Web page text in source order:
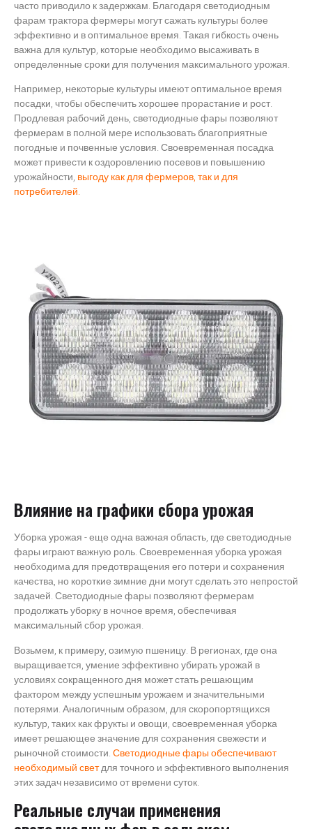
часто приводило к задержкам. Благодаря светодиодным
фарам трактора фермеры могут сажать культуры более
эффективно и в оптимальное время. Такая гибкость очень
важна для культур, которые необходимо высаживать в
определенные сроки для получения максимального урожая.
Например, некоторые культуры имеют оптимальное время
посадки, чтобы обеспечить хорошее прорастание и рост.
Продлевая рабочий день, светодиодные фары позволяют
фермерам в полной мере использовать благоприятные
погодные и почвенные условия. Своевременная посадка
может привести к оздоровлению посевов и повышению
урожайности, выгоду как для фермеров, так и для
потребителей.
Влияние на графики сбора урожая
Уборка урожая - еще одна важная область, где светодиодные
фары играют важную роль. Своевременная уборка урожая
необходима для предотвращения его потери и сохранения
качества, но короткие зимние дни могут сделать это непростой
задачей. Светодиодные фары позволяют фермерам
продолжать уборку в ночное время, обеспечивая
максимальный сбор урожая.
Возьмем, к примеру, озимую пшеницу. В регионах, где она
выращивается, умение эффективно убирать урожай в
условиях сокращенного дня может стать решающим
фактором между успешным урожаем и значительными
потерями. Аналогичным образом, для скоропортящихся
культур, таких как фрукты и овощи, своевременная уборка
имеет решающее значение для сохранения свежести и
рыночной стоимости.Светодиодные фары обеспечивают
необходимый светдля точного и эффективного выполнения
этих задач независимо от времени суток.
Реальные случаи применения